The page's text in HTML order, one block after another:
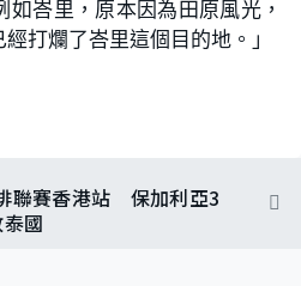
峇里，原本因為田原風光，
打爛了峇里這個目的地。」
聯賽香港站 保加利亞3
國